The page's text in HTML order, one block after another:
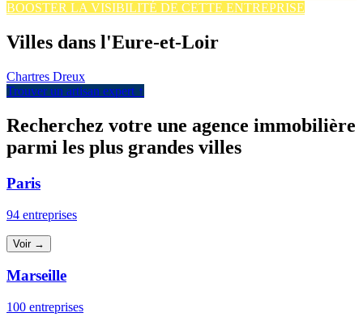
BOOSTER LA VISIBILITÉ DE CETTE ENTREPRISE
Villes dans l'Eure-et-Loir
Chartres Dreux
Trouver un artisan expert ↑
Recherchez votre une agence immobilière
parmi les plus grandes villes
Paris
94 entreprises
Voir →
Marseille
100 entreprises